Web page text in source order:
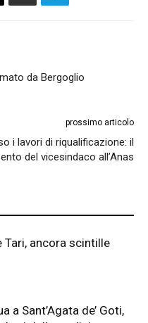
da Bergoglio
prossimo articolo
i lavori di riqualificazione: il
del vicesindaco all’Anas
Tari, ancora scintille
a Sant’Agata de’ Goti,